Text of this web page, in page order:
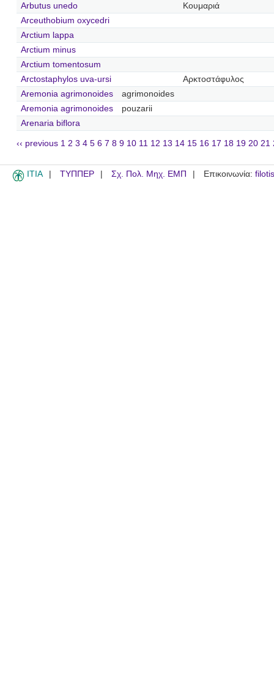
Arbutus unedo
Κουμαριά
Arceuthobium oxycedri
Arctium lappa
Arctium minus
Arctium tomentosum
Arctostaphylos uva-ursi
Αρκτοστάφυλος
Aremonia agrimonoides
agrimonoides
Aremonia agrimonoides
pouzarii
Arenaria biflora
‹‹ previous 1 2 3 4 5 6 7 8 9 10 11 12 13 14 15 16 17 18 19 20 21
ITIA ΤΥΠΠΕΡ Σχ. Πολ. Μηχ. ΕΜΠ Επικοινωνία: